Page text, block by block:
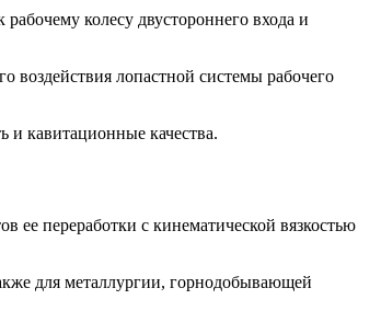
колесу двустороннего входа и
воздействия лопастной системы рабочего
и кавитационные качества.
ее переработки с кинематической вязкостью
для металлургии, горнодобывающей